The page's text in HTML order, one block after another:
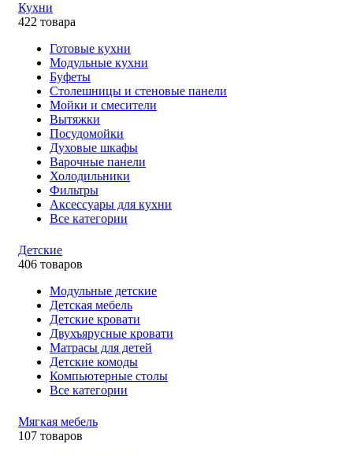
Кухни
422 товара
Готовые кухни
Модульные кухни
Буфеты
Столешницы и стеновые панели
Мойки и смесители
Вытяжки
Посудомойки
Духовые шкафы
Варочные панели
Холодильники
Фильтры
Аксессуары для кухни
Все категории
Детские
406 товаров
Модульные детские
Детская мебель
Детские кровати
Двухъярусные кровати
Матрасы для детей
Детские комоды
Компьютерные столы
Все категории
Мягкая мебель
107 товаров